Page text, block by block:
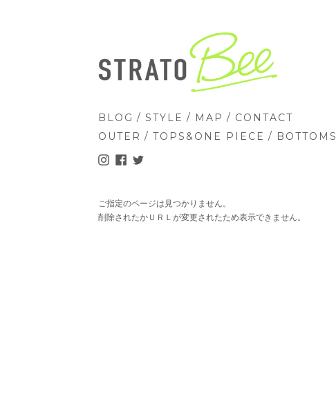
BLOG / STYLE / MAP / CONTACT
OUTER / TOPS&ONE PIECE / BOTTOMS
ご指定のページは見つかりません。
削除されたかＵＲＬが変更されたため表示できません。